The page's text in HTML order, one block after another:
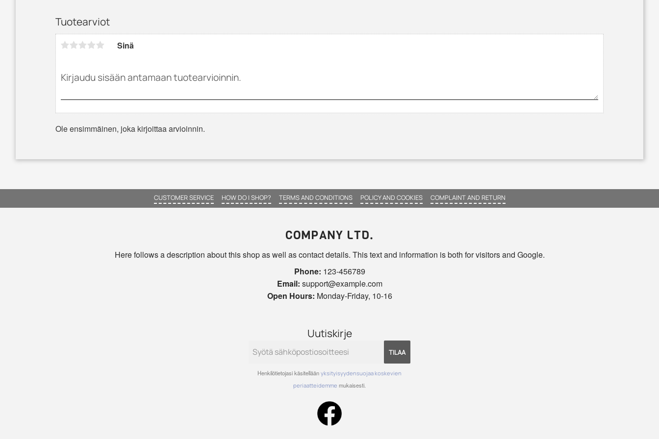
Tuotearviot
Sinä
Ole ensimmäinen, joka kirjoittaa arvioinnin.
CUSTOMER SERVICE HOW DO I SHOP? TERMS AND CONDITIONS POLICY AND COOKIES COMPLAINT AND RETURN
COMPANY LTD.
Here follows a description about this shop as well as contact details. This text and information is both for visitors and Google.
Phone: 123-456789
Email: support@example.com
Open Hours: Monday-Friday, 10-16
Uutiskirje
TILAA
Henkilötietojasi käsitellään yksityisyydensuojaa koskevien
periaatteidemme mukaisesti.